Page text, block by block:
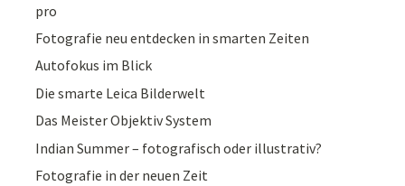
pro
Fotografie neu entdecken in smarten Zeiten
Autofokus im Blick
Die smarte Leica Bilderwelt
Das Meister Objektiv System
Indian Summer – fotografisch oder illustrativ?
Fotografie in der neuen Zeit